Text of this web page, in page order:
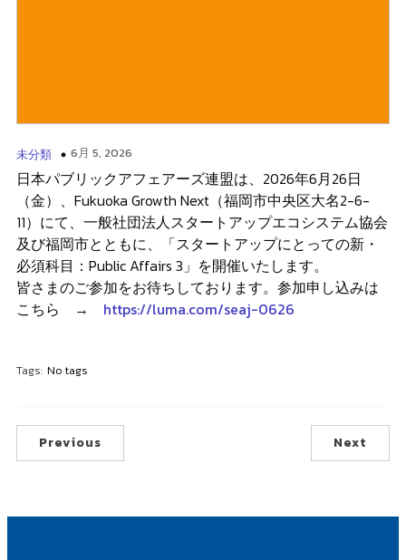
未分類 6月 5, 2026
日本パブリックアフェアーズ連盟は、2026年6月26日
（金）、Fukuoka Growth Next（福岡市中央区大名2-6-
11）にて、一般社団法人スタートアップエコシステム協会
及び福岡市とともに、「スタートアップにとっての新・
必須科目：Public Affairs 3」を開催いたします。
皆さまのご参加をお待ちしております。参加申し込みは
こちら → https://luma.com/seaj-0626
Tags: No tags
Previous Next